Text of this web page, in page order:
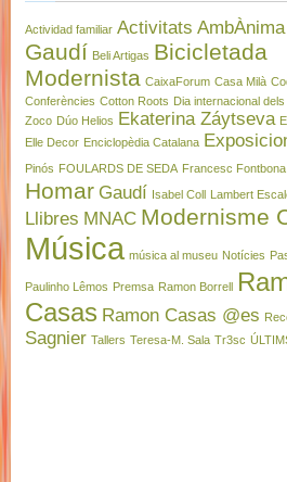
Actividad familiar Activitats AmbÀnima
Gaudí Beli Artigas Bicicletada
Modernista CaixaForum Casa Milà
Conferències Cotton Roots Dia internacional
Zoco Dúo Helios Ekaterina Záytseva
Elle Decor Enciclopèdia Catalana
Pinós FOULARDS DE SEDA Francesc Fontbona
Homar Gaudí Isabel Coll Lambert
Llibres MNAC Modernisme
Música música al museu Notícies
Paulinho Lêmos Premsa Ramon Borrell
Casas Ramon Casas @es
Sagnier Tallers Teresa-M. Sala Tr3sc